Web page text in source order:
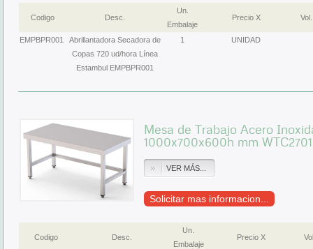
Codigo Desc.
Un.
Embalaje
Precio X Vol.
EMPBPR001
Abrillantadora Secadora de
Copas 720 ud/hora Línea
Estambul EMPBPR001
1 UNIDAD
Mesa de Trabajo Acero
1000x700x600h mm
VER MÁS...
Solicitar mas informacion...
Codigo Desc.
Un.
Embalaje
Precio X